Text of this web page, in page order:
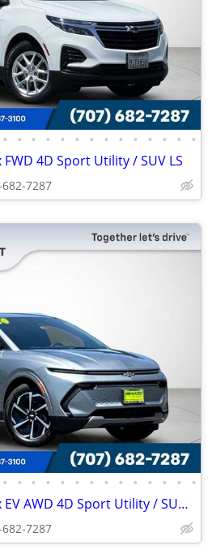
• • • • • • • • • • • • • •
4D Sport Utility / SUV LS
7287
• • • • • • • • • • • • • •
2024 Chevrolet Equinox EV AWD 4D Sport Utility / SUV LT
7287